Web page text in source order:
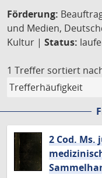
Förderung:
und Medien,
Kultur | Status:
1 Treffer sortiert
2 Cod. Ms.